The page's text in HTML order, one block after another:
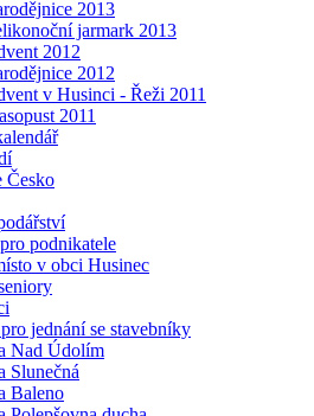
2013
jarmark 2013
2012
2012
v Husinci - Řeži 2011
2011
podnikatele
v obci Husinec
jednání se stavebníky
Nad Údolím
Slunečná
Baleno